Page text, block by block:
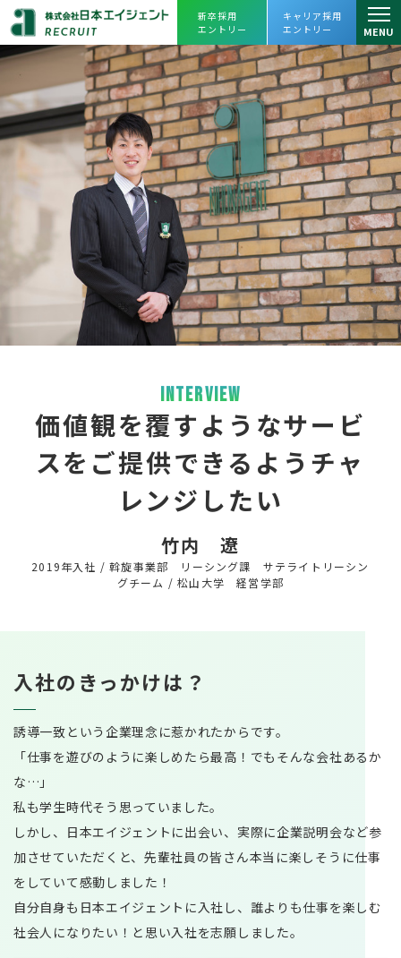
仕事を知る
仕事を知るトップ
リーシング課
アセットマネジメント課
プロパティマネジメント課
売買課
えひめレスQセンター
FC事業本部
国際事業部
人を知る
スタッフインタビュー
プロジェクトストーリー
会社を知る
会社を知るトップ
企業理念・会社概要
ヒストリー
日本エイジェント
代表メッセージ
よくあるご質問
採用情報トップ
キャリアビジョン・人財育成
キャリア採用
JOIN OUR TEAM
仲間を求めています。
みなさんからのご応募お待ちしておりま
す。
新卒採用エントリー
新卒採用
エントリー
キャリア採用
エントリー
MENU
INTERVIEW
価値観を覆すようなサービ
スをご提供できるようチャ
レンジしたい
竹内 遼
2019年入社 /斡旋事業部 リーシング課 サテライトリーシン
グチーム /松山大学 経営学部
入社のきっかけは？
誘導一致という企業理念に惹かれたからです。
「仕事を遊びのように楽しめたら最高！でもそんな会社あるか
な…」
私も学生時代そう思っていました。
しかし、日本エイジェントに出会い、実際に企業説明会など参
加させていただくと、先輩社員の皆さん本当に楽しそうに仕事
をしていて感動しました！
自分自身も日本エイジェントに入社し、誰よりも仕事を楽しむ
社会人になりたい！と思い入社を志願しました。